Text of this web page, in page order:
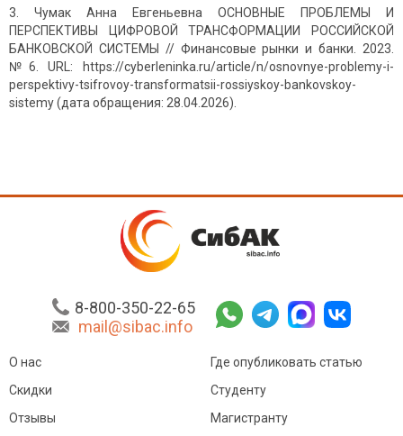
Чумак Анна Евгеньевна ОСНОВНЫЕ ПРОБЛЕМЫ И
ПЕРСПЕКТИВЫ ЦИФРОВОЙ ТРАНСФОРМАЦИИ РОССИЙСКОЙ
БАНКОВСКОЙ СИСТЕМЫ // Финансовые рынки и банки. 2023.
№6. URL: https://cyberleninka.ru/article/n/osnovnye-problemy-i-
perspektivy-tsifrovoy-transformatsii-rossiyskoy-bankovskoy-
sistemy (дата обращения: 28.04.2026).
8-800-350-22-65
mail@sibac.info
О нас
Скидки
Отзывы
Где опубликовать статью
Студенту
Магистранту